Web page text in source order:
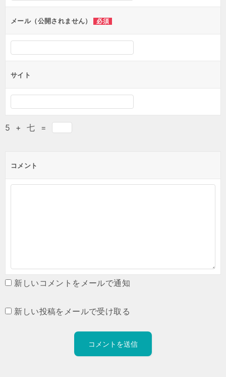
メール（公開されません） 必須
サイト
5 + 七 =
コメント
新しいコメントをメールで通知
新しい投稿をメールで受け取る